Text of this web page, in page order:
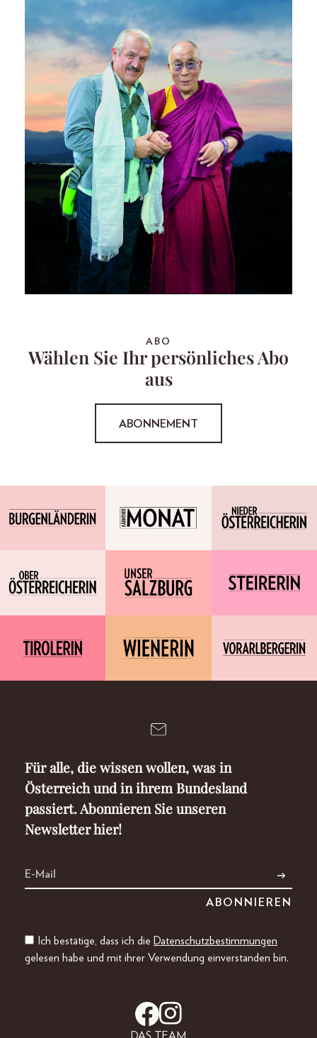
ABO
Wählen Sie Ihr persönliches Abo
aus
ABONNEMENT
Für alle, die wissen wollen, was in
Österreich und in ihrem Bundesland
passiert. Abonnieren Sie unseren
Newsletter hier!
Ich bestätige, dass ich die Datenschutzbestimmungen
gelesen habe und mit ihrer Verwendung einverstanden bin.
DAS TEAM